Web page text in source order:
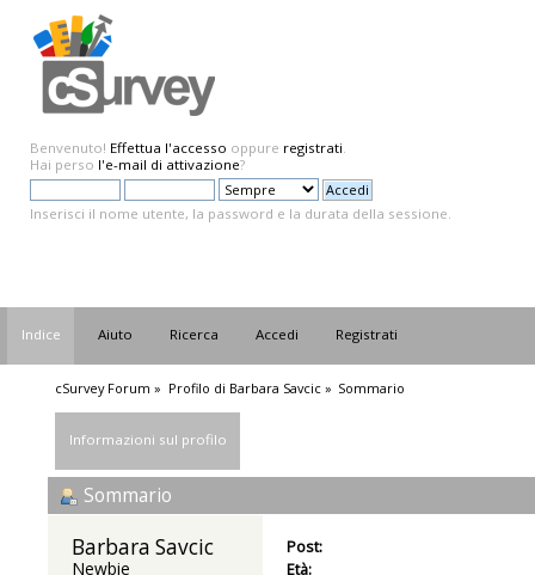
Benvenuto! Effettua l'accesso oppure registrati.
Hai perso l'e-mail di attivazione?
Inserisci il nome utente, la password e la durata della sessione.
Indice Aiuto Ricerca Accedi Registrati
cSurvey Forum » Profilo di Barbara Savcic» Sommario
Informazioni sul profilo
Sommario
Barbara Savcic
Newbie
Post:
Età: